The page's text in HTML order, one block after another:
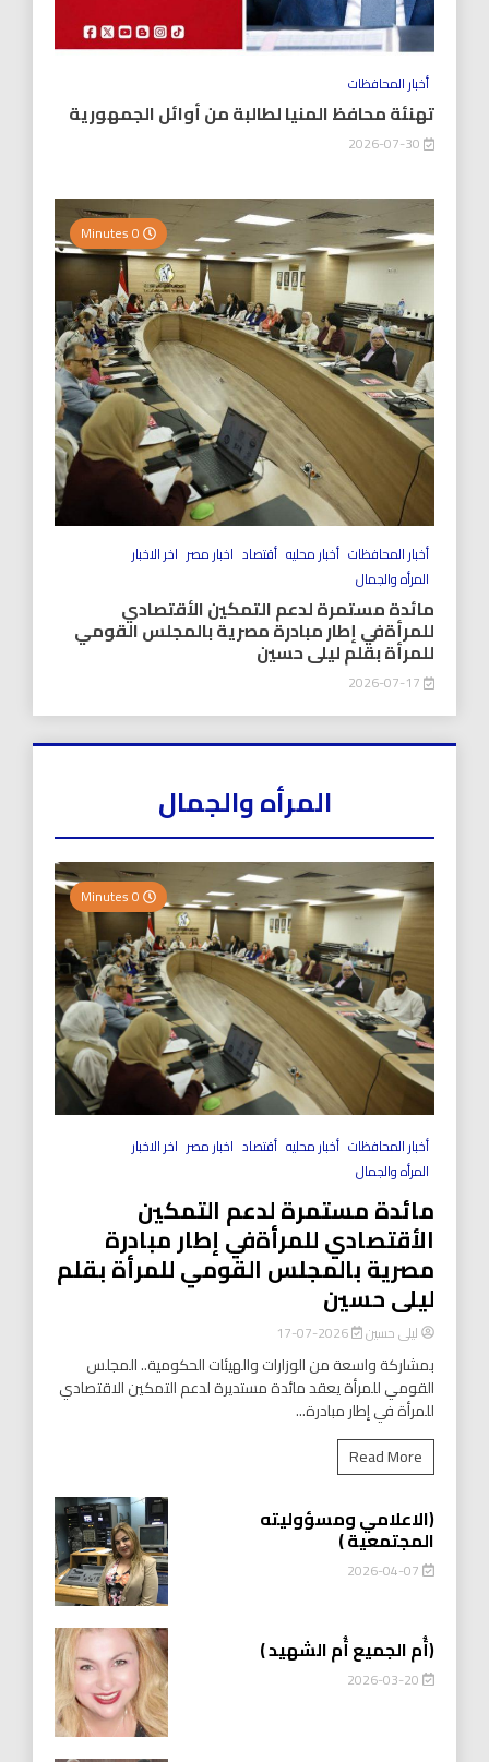
أخبار المحافظات
تهنئة محافظ المنيا لطالبة من أوائل الجمهورية
أخبار المحافظات أخبار محليه أقتصاد اخبار مصر اخر الاخبار
المرأه والجمال
مائدة مستمرة لدعم التمكين الأقتصادي
للمرأةفي إطار مبادرة مصرية بالمجلس القومي
للمرأة بقلم ليلى حسين
المرأه والجمال
أخبار المحافظات أخبار محليه أقتصاد اخبار مصر اخر الاخبار
المرأه والجمال
مائدة مستمرة لدعم التمكين
الأقتصادي للمرأةفي إطار مبادرة
مصرية بالمجلس القومي للمرأة بقلم
ليلى حسين
ليلى حسين 2026-07-17
بمشاركة واسعة من الوزارات والهيئات الحكومية.. المجلس
القومي للمرأة يعقد مائدة مستديرة لدعم التمكين الاقتصادي
للمرأة في إطار مبادرة...
Read More
(الاعلامي ومسؤوليته
المجتمعية )
2026-04-07
(أُم الجميع أُم الشهيد )
2026-03-20